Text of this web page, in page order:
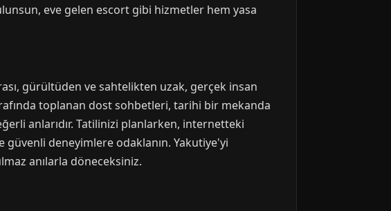
eve gelen escort gibi hizmetler hem yasa
gürültüden ve sahtelikten uzak, gerçek insan
toplanan dost sohbetleri, tarihi bir mekanda
anlarıdır. Tatilinizi planlarken, internetteki
güvenli deneyimlere odaklanın. Yakutiye'yi
anılarla döneceksiniz.